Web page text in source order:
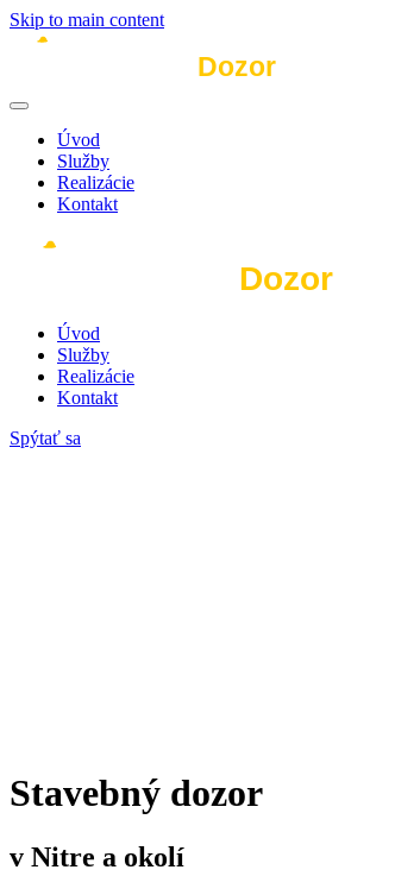
Skip to main content
Úvod
Služby
Realizácie
Kontakt
Úvod
Služby
Realizácie
Kontakt
Spýtať sa
Stavebný dozor
v Nitre a okolí